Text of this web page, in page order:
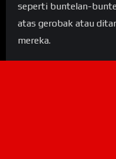
seperti buntelan-
atas gerobak atau
mereka.